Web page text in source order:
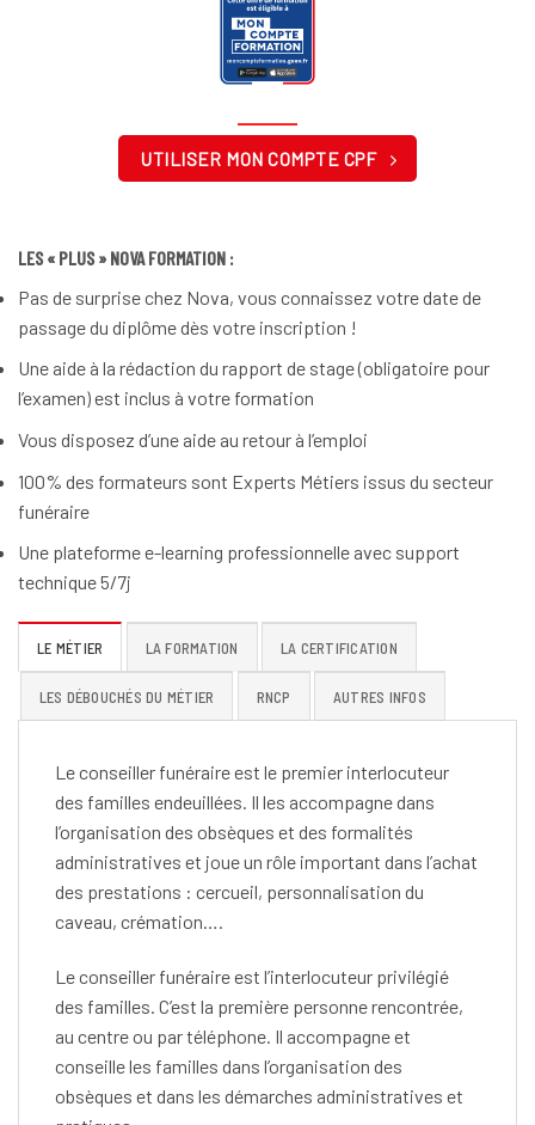
UTILISER MON COMPTE CPF
LES « PLUS » NOVA FORMATION :
Pas de surprise chez Nova, vous connaissez votre date de
passage du diplôme dès votre inscription !
Une aide à la rédaction du rapport de stage (obligatoire pour
l’examen) est inclus à votre formation
Vous disposez d’une aide au retour à l’emploi
100% des formateurs sont Experts Métiers issus du secteur
funéraire
Une plateforme e-learning professionnelle avec support
technique 5/7j
LE MÉTIER LA FORMATION LA CERTIFICATION
LES DÉBOUCHÉS DU MÉTIER RNCP AUTRES INFOS
Le conseiller funéraire est le premier interlocuteur
des familles endeuillées. Il les accompagne dans
l’organisation des obsèques et des formalités
administratives et joue un rôle important dans l’achat
des prestations : cercueil, personnalisation du
caveau, crémation….
Le conseiller funéraire est l’interlocuteur privilégié
des familles. C’est la première personne rencontrée,
au centre ou par téléphone. Il accompagne et
conseille les familles dans l’organisation des
obsèques et dans les démarches administratives et